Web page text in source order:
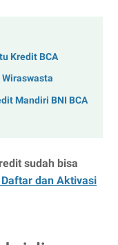
Kredit BCA
Mandiri BNI BCA
sudah bisa
Daftar dan Aktivasi